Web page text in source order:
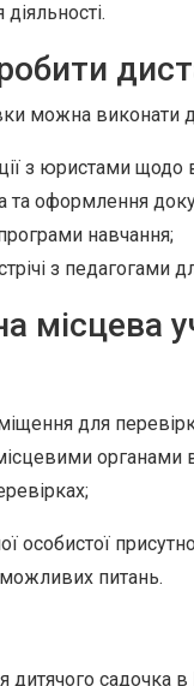
можна виконати
з юристами щодо
та оформлення
навчання;
з педагогами
місцева
для
місцевими органами
особистої
питань.
дитячого